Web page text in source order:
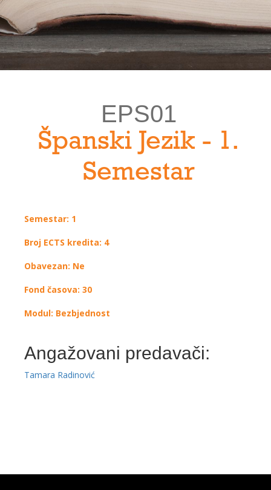
EPS01
Španski Jezik - 1.
Semestar
Semestar: 1
Broj ECTS kredita: 4
Obavezan: Ne
Fond časova: 30
Modul: Bezbjednost
Angažovani predavači:
Tamara Radinović